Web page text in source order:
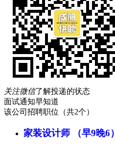
关注微信了解投递的状态
面试通知早知道
该公司招聘职位 （共2个）
家装设计师 （早9晚6）